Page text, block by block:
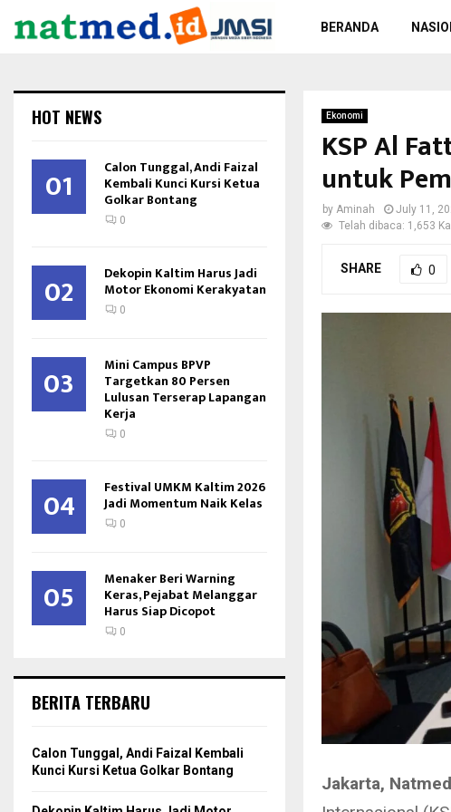
BERANDA
Ekonomi
KSP Al
untuk
by Aminah
July 11,
Telah dibaca: 1,653
SHARE 0
Jakarta,
HOT NEWS
01 Calon Tunggal, Andi Faizal
Kembali Kunci Kursi Ketua
Golkar Bontang
0
02 Dekopin Kaltim Harus Jadi
Motor Ekonomi Kerakyatan
0
03 Mini Campus BPVP
Targetkan 80 Persen
Lulusan Terserap Lapangan
Kerja
0
04 Festival UMKM Kaltim 2026
Jadi Momentum Naik Kelas
0
05 Menaker Beri Warning
Keras, Pejabat Melanggar
Harus Siap Dicopot
0
BERITA TERBARU
Calon Tunggal, Andi Faizal Kembali
Kunci Kursi Ketua Golkar Bontang